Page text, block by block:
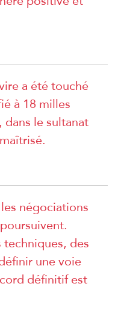
a été touché
à 18 milles
dans le sultanat
négociations
des
une voie
définitif est